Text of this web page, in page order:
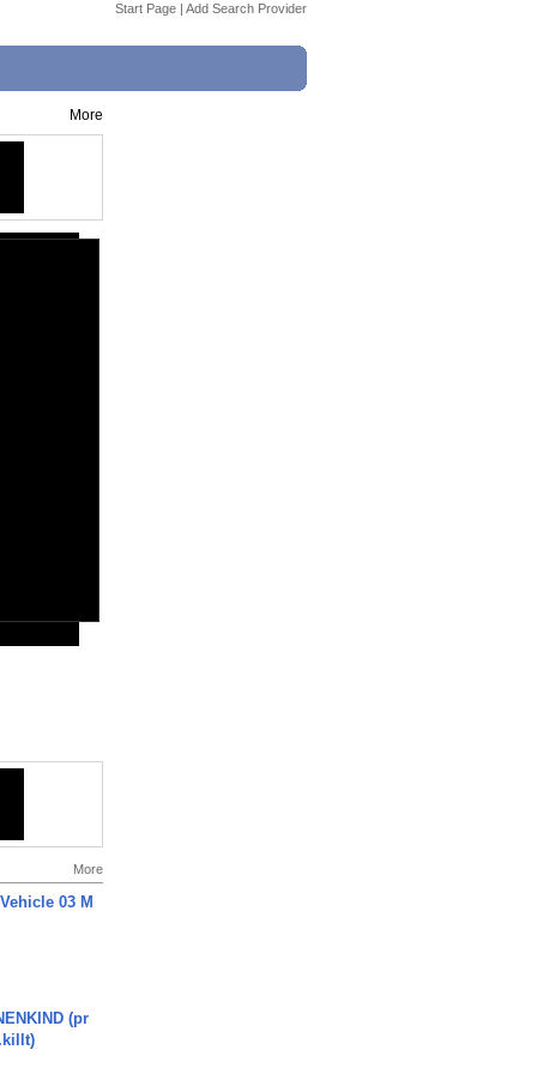
Start Page | Add Search Provider
More
More
03 M
(pr